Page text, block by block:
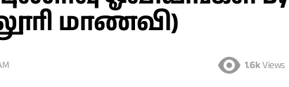
மாணவி)
1.6k Views